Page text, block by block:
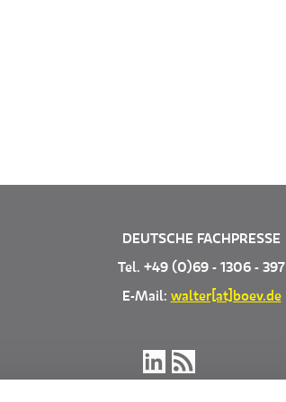
DEUTSCHE FACHPRESSE
Tel. +49 (0)69 - 1306 - 397
E-Mail: walter[at]boev.de